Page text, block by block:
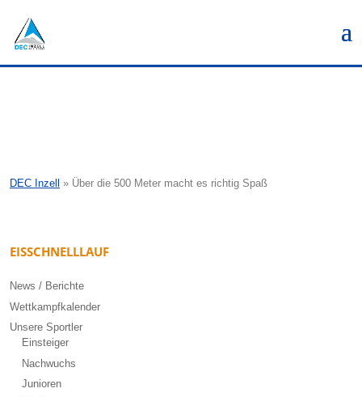
DEC Inzell » Über die 500 Meter macht es richtig Spaß
EISSCHNELLLAUF
News / Berichte
Wettkampfkalender
Unsere Sportler
Einsteiger
Nachwuchs
Junioren